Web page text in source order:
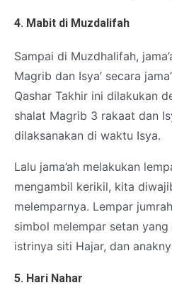
4. Mabit di Muzdalifah
Sampai di Muzdhalifah,
Magrib dan Isya’ secara
Qashar Takhir ini dilakukan
shalat Magrib 3 rakaat dan
dilaksanakan di waktu Isya.
Lalu jama’ah melakukan
mengambil kerikil, kita
melemparnya. Lempar
simbol melempar setan
istrinya siti Hajar, dan
5. Hari Nahar